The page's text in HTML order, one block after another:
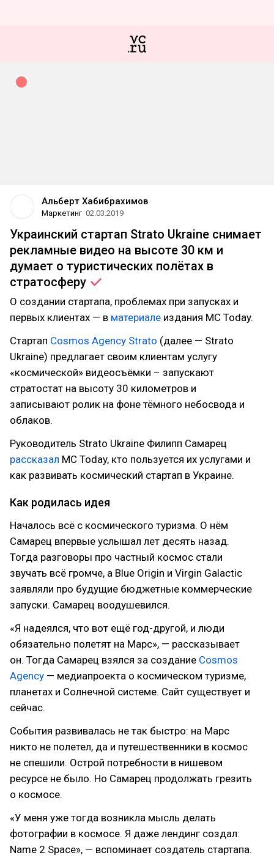
Альберт Хабибрахимов
Маркетинг 02.03.2019
Украинский стартап Strato Ukraine снимает
рекламные видео на высоте 30 км и
думает о туристических полётах в
стратосферу
О создании стартапа, проблемах при запусках и
первых клиентах — в материале издания MC Today.
Стартап Cosmos Agency Strato (далее — Strato
Ukraine) предлагает своим клиентам услугу
«космической» видеосъёмки – запускают
стратостат на высоту 30 километров и
записывают ролик на фоне тёмного небосвода и
облаков.
Руководитель Strato Ukraine Филипп Самарец
рассказал MC Today, кто пользуется их услугами и
как развивать космический стартап в Украине.
Как родилась идея
Началось всё с космического туризма. О нём
Самарец впервые услышал лет десять назад.
Тогда разговоры про частный космос стали
звучать всё громче, а Blue Origin и Virgin Galactic
заявляли про будущие бюджетные коммерческие
запуски. Самарец воодушевился.
«Я надеялся, что вот ещё год-другой, и люди
обязательно полетят на Марс», — рассказывает
он. Тогда Самарец взялся за создание Cosmos
Agency — медиапроекта о космическом туризме,
планетах и Солнечной системе. Сайт существует и
сейчас.
События развивалась не так быстро: на Марс
никто не полетел, да и путешественники в космос
не спешили. Острой потребности в нишевом
ресурсе не было. Но Самарец продолжать грезить
о космосе.
«У меня уже тогда возникла мысль делать
фотографии в космосе. Я даже лендинг создал:
Name 2 Space», — вспоминает создатель стартапа.